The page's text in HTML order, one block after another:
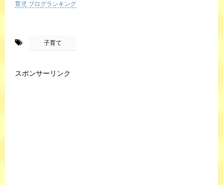
育児 ブログランキング
子育て
スポンサーリンク